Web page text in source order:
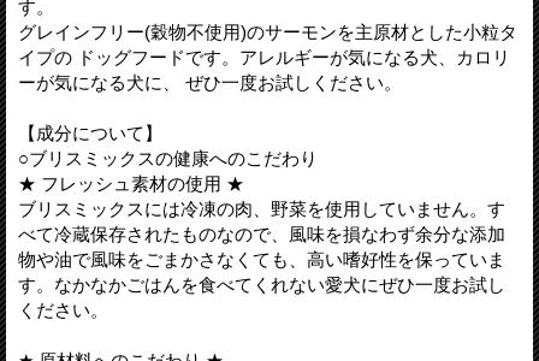
す。
グレインフリー(穀物不使用)のサーモンを主原材とした小粒タ
イプの ドッグフードです。アレルギーが気になる犬、カロリ
ーが気になる犬に、 ぜひ一度お試しください。
【成分について】
○ブリスミックスの健康へのこだわり
★ フレッシュ素材の使用 ★
ブリスミックスには冷凍の肉、野菜を使用していません。す
べて冷蔵保存されたものなので、風味を損なわず余分な添加
物や油で風味をごまかさなくても、高い嗜好性を保っていま
す。なかなかごはんを食べてくれない愛犬にぜひ一度お試し
ください。